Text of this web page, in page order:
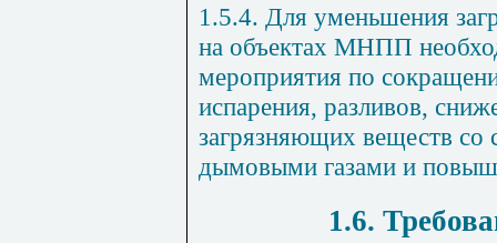
1.5.4. Для уменьшения
на объектах МНПП
мероприятия по
испарения, разливов,
загрязняющих веществ
дымовыми газами и
1.6.